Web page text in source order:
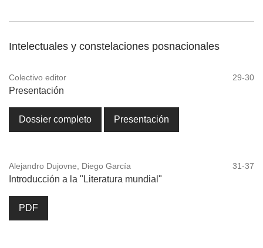
Intelectuales y constelaciones posnacionales
Colectivo editor 29-30
Presentación
Dossier completo Presentación
Alejandro Dujovne, Diego García 31-37
Introducción a la "Literatura mundial"
PDF